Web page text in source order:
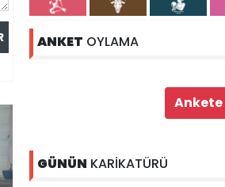
ANKET OYLAMA
GÜNÜN KARİKATÜRÜ